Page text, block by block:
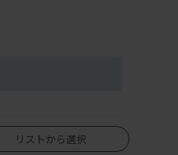
リストから選択